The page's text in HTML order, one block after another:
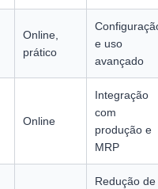
Online,
prático
e uso
avançado
Online
Integração
com
produção e
MRP
Redução de